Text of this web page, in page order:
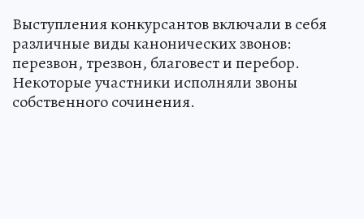
Выступления конкурсантов включали в себя
различные виды канонических звонов:
перезвон, трезвон, благовест и перебор.
Некоторые участники исполняли звоны
собственного сочинения.